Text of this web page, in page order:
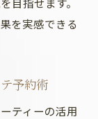
を実感できる
予約術
ティーの活用